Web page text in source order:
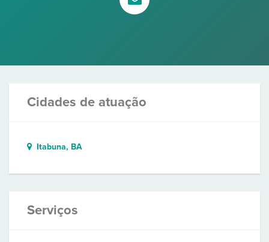
Cidades de atuação
Itabuna, BA
Serviços